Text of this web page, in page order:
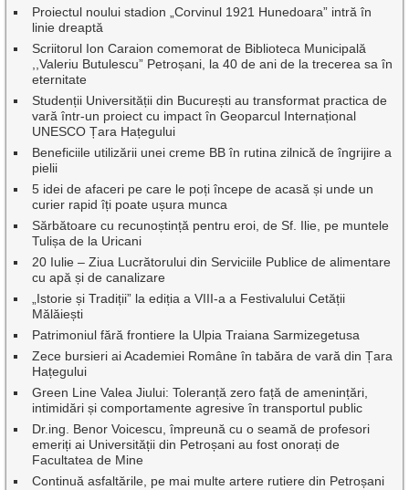
Proiectul noului stadion „Corvinul 1921 Hunedoara” intră în
linie dreaptă
Scriitorul Ion Caraion comemorat de Biblioteca Municipală
,,Valeriu Butulescu” Petroșani, la 40 de ani de la trecerea sa în
eternitate
Studenții Universității din București au transformat practica de
vară într-un proiect cu impact în Geoparcul Internațional
UNESCO Țara Hațegului
Beneficiile utilizării unei creme BB în rutina zilnică de îngrijire a
pielii
5 idei de afaceri pe care le poți începe de acasă și unde un
curier rapid îți poate ușura munca
Sărbătoare cu recunoștință pentru eroi, de Sf. Ilie, pe muntele
Tulișa de la Uricani
20 Iulie – Ziua Lucrătorului din Serviciile Publice de alimentare
cu apă și de canalizare
„Istorie și Tradiții” la ediția a VIII-a a Festivalului Cetății
Mălăiești
Patrimoniul fără frontiere la Ulpia Traiana Sarmizegetusa
Zece bursieri ai Academiei Române în tabăra de vară din Țara
Hațegului
Green Line Valea Jiului: Toleranță zero față de amenințări,
intimidări și comportamente agresive în transportul public
Dr.ing. Benor Voicescu, împreună cu o seamă de profesori
emeriți ai Universității din Petroșani au fost onorați de
Facultatea de Mine
Continuă asfaltările, pe mai multe artere rutiere din Petroșani